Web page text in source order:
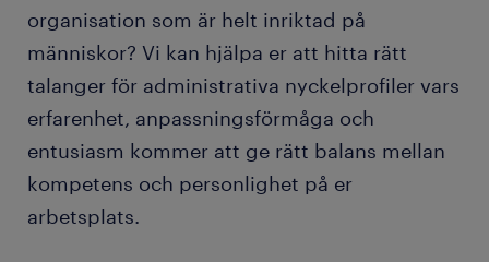
organisation som är helt inriktad på
människor? Vi kan hjälpa er att hitta rätt
talanger för administrativa nyckelprofiler vars
erfarenhet, anpassningsförmåga och
entusiasm kommer att ge rätt balans mellan
kompetens och personlighet på er
arbetsplats.